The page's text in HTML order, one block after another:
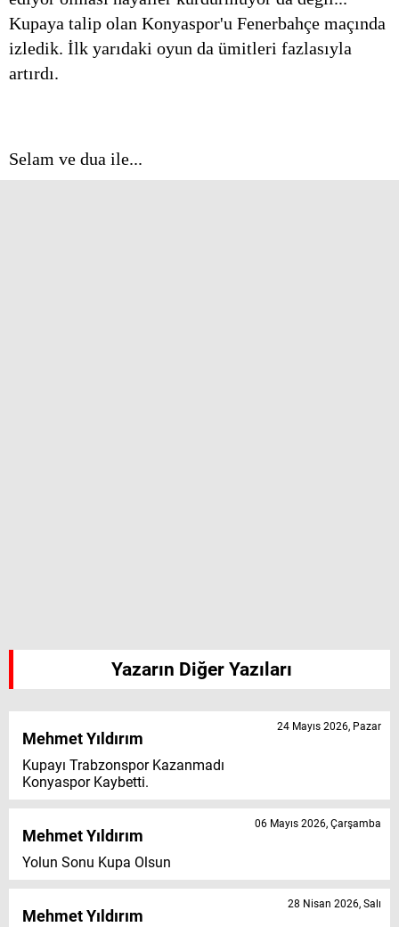
Kupaya talip olan Konyaspor'u Fenerbahçe maçında
izledik. İlk yarıdaki oyun da ümitleri fazlasıyla
artırdı.
Selam ve dua ile...
Yazarın Diğer Yazıları
Mehmet Yıldırım
Kupayı Trabzonspor Kazanmadı
Konyaspor Kaybetti.
24 Mayıs 2026, Pazar
Mehmet Yıldırım
Yolun Sonu Kupa Olsun
06 Mayıs 2026, Çarşamba
Mehmet Yıldırım
28 Nisan 2026, Salı